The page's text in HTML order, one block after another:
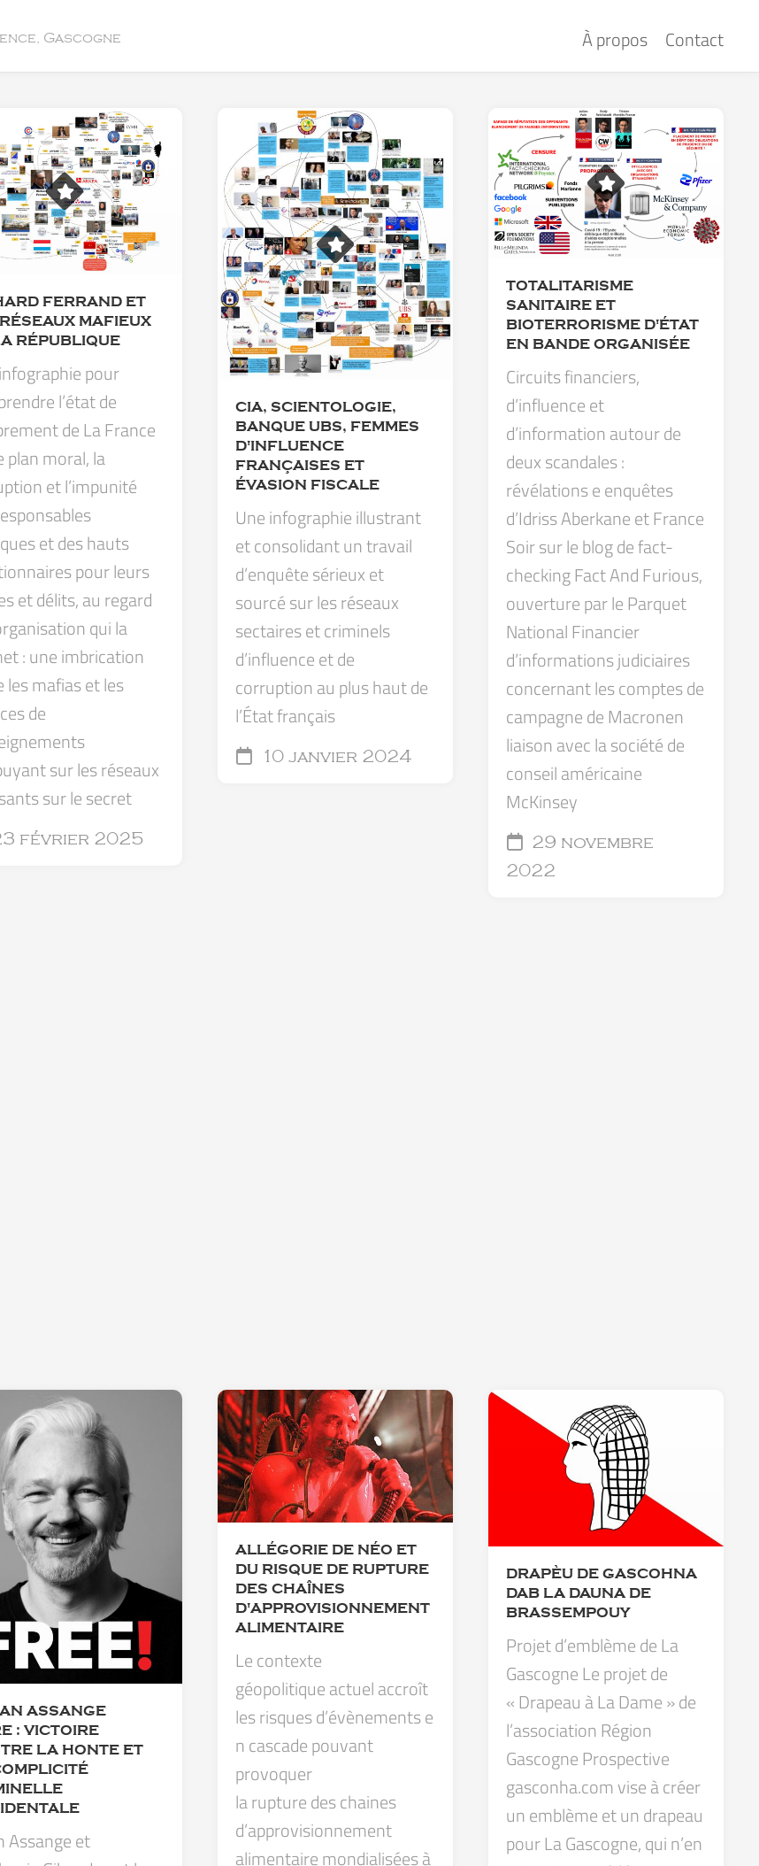
Gascogne À propos Contact
FERRAND ET
MAFIEUX
RÉPUBLIQUE
pour
l’état de
de La France
plan moral, la
et l’impunité
et des hauts
pour leurs
et délits, au regard
qui la
: une imbrication
les mafias et les
de
sur les réseaux
sur le secret
février 2025
CIA, SCIENTOLOGIE,
BANQUE UBS, FEMMES
D'INFLUENCE
FRANÇAISES ET
ÉVASION FISCALE
Une infographie illustrant
et consolidant un travail
d’enquête sérieux et
sourcé sur les réseaux
sectaires et criminels
d’influence et de
corruption au plus haut de
l’État français
10 janvier 2024
TOTALITARISME
SANITAIRE ET
BIOTERRORISME D'ÉTAT
EN BANDE ORGANISÉE
Circuits financiers,
d’influence et
d’information autour de
deux scandales :
révélations e enquêtes
d’Idriss Aberkane et France
Soir sur le blog de fact-
checking Fact And Furious,
ouverture par le Parquet
National Financier
d’informations judiciaires
concernant les comptes de
campagne de Macronen
liaison avec la société de
conseil américaine
McKinsey
29 novembre
2022
ASSANGE
: VICTOIRE
LA HONTE ET
Assange et
ALLÉGORIE DE NÉO ET
DU RISQUE DE RUPTURE
DES CHAÎNES
D'APPROVISIONNEMENT
ALIMENTAIRE
Le contexte
géopolitique actuel accroît
les risques d’évènements e
n cascade pouvant
provoquer
la rupture des chaines
d’approvisionnement
alimentaire mondialisées à
DRAPÈU DE GASCOHNA
DAB LA DAUNA DE
BRASSEMPOUY
Projet d’emblème de La
Gascogne Le projet de
« Drapeau à La Dame » de
l’association Région
Gascogne Prospective
gasconha.com vise à créer
un emblème et un drapeau
pour La Gascogne, qui n’en